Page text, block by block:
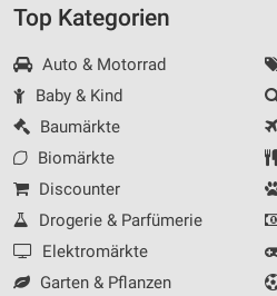
Top Kategorien
Auto & Motorrad
Baby & Kind
Baumärkte
Biomärkte
Discounter
Drogerie & Parfümerie
Elektromärkte
Garten & Pflanzen